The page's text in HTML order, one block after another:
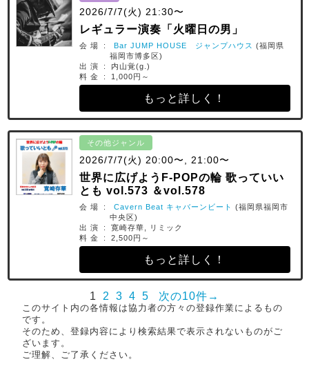
2026/7/7(火) 21:30〜
レギュラー演奏「火曜日の男」
会 場 : Bar JUMP HOUSE ジャンプハウス (福岡県
福岡市博多区)
出 演 : 内山覚(g.)
料 金 : 1,000円～
もっと詳しく！
その他ジャンル
2026/7/7(火) 20:00〜, 21:00〜
世界に広げようF-POPの輪 歌っていい
とも vol.573 ＆vol.578
会 場 : Cavern Beat キャバーンビート (福岡県福岡市
中央区)
出 演 : 寛崎存華, リミック
料 金 : 2,500円～
もっと詳しく！
1 2 3 4 5 次の10件→
このサイト内の各情報は協力者の方々の登録作業によるもの
です。
そのため、登録内容により検索結果で表示されないものがご
ざいます。
ご理解、ご了承ください。